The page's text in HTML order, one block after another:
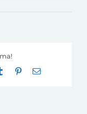
Tumblr Pinterest
E-